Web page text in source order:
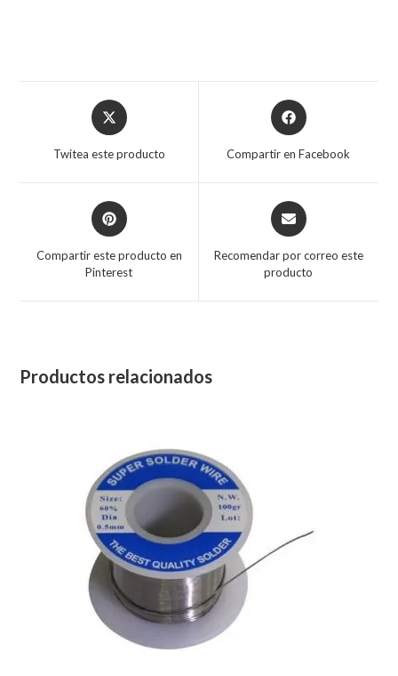
Twitea este producto Compartir en Facebook
Compartir este producto en
Pinterest
Recomendar por correo este
producto
Productos relacionados